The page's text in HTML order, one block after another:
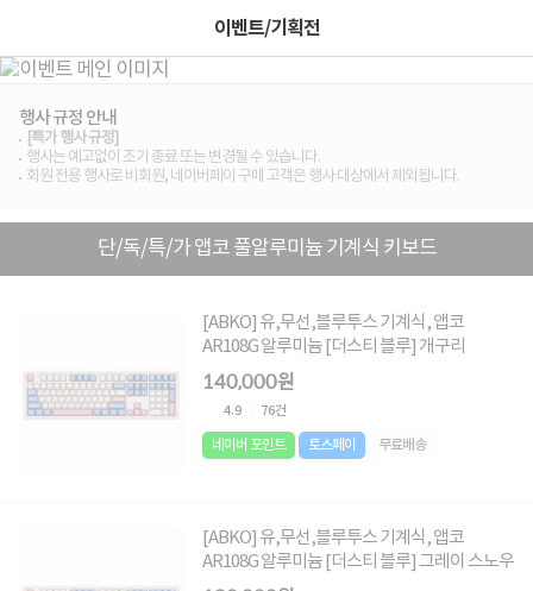
이벤트/기획전
행사 규정 안내
[특가 행사 규정]
행사는 예고없이 조기 종료 또는 변경될 수 있습니다.
회원 전용 행사로 비회원, 네이버페이 구매 고객은 행사 대상에서 제외됩니다.
단/독/특/가 앱코 풀알루미늄 기계식 키보드
[ABKO] 유,무선,블루투스 기계식, 앱코
AR108G 알루미늄 [더스티 블루] 개구리
140,000원
4.9 76건
네이버 포인트 토스페이 무료배송
[ABKO] 유,무선,블루투스 기계식, 앱코
AR108G 알루미늄 [더스티 블루] 그레이 스노우